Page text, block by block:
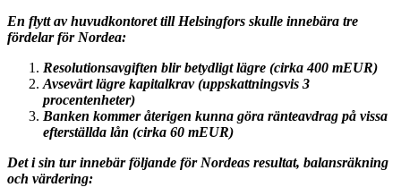
En flytt av huvudkontoret till Helsingfors skulle innebära tre
fördelar för Nordea:
Resolutionsavgiften blir betydligt lägre (cirka 400 mEUR)
Avsevärt lägre kapitalkrav (uppskattningsvis 3
procentenheter)
Banken kommer återigen kunna göra ränteavdrag på vissa
efterställda lån (cirka 60 mEUR)
Det i sin tur innebär följande för Nordeas resultat, balansräkning
och värdering: